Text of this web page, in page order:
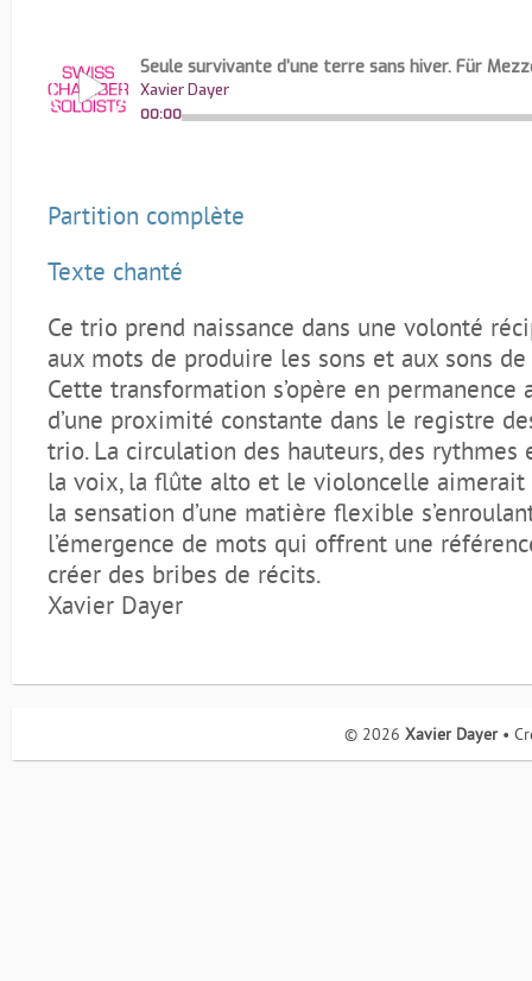
Partition complète
Texte chanté
Ce trio prend naissance dans une volonté
aux mots de produire les sons et aux sons
Cette transformation s’opère en
d’une proximité constante dans le registre
trio. La circulation des hauteurs, des
la voix, la flûte alto et le violoncelle aimerait
la sensation d’une matière flexible
l’émergence de mots qui offrent une
créer des bribes de récits.
Xavier Dayer
© 2026 Xavier Dayer •